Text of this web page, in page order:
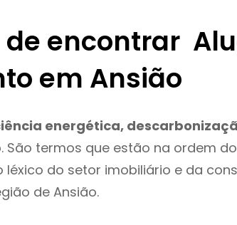
encontrar
em Ansião
energética,
São termos que estão na ordem
léxico do setor imobiliário e da
de Ansião.